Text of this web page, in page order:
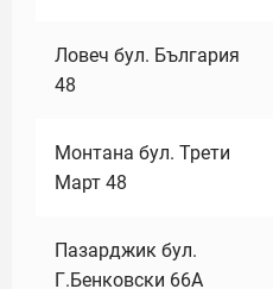
Ловеч бул. България
48
Монтана бул. Трети
Март 48
Пазарджик бул.
Г.Бенковски 66А